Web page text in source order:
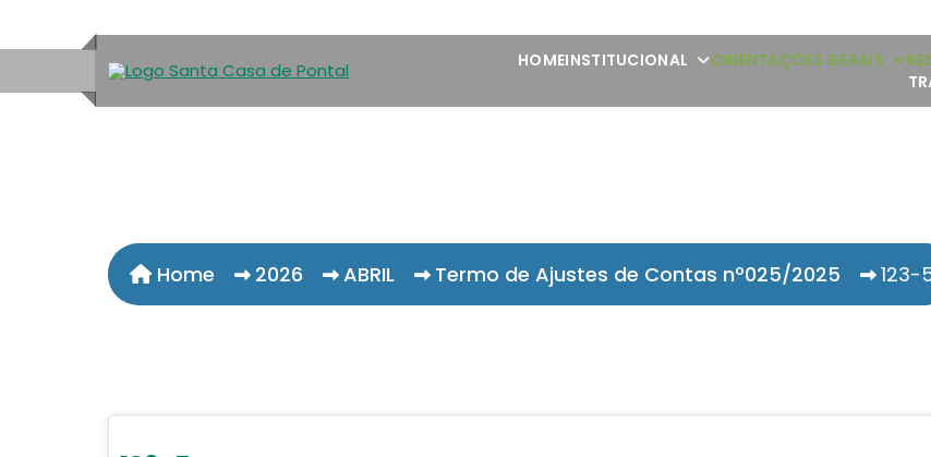
HOMEINSTITUCIONAL ORIENTAÇÕES GERAIS
Home 2026 ABRIL Termo de Ajustes de Contas nº025/2025 123-